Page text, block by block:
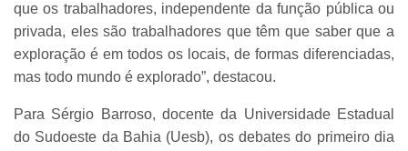
que os trabalhadores, independente da função pública ou
privada, eles são trabalhadores que têm que saber que a
exploração é em todos os locais, de formas diferenciadas,
mas todo mundo é explorado”, destacou.
Para Sérgio Barroso, docente da Universidade Estadual
do Sudoeste da Bahia (Uesb), os debates do primeiro dia